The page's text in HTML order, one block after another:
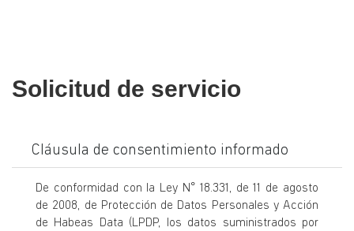
Solicitud de servicio
Cláusula de consentimiento informado
De conformidad con la Ley N° 18.331, de 11 de agosto
de 2008, de Protección de Datos Personales y Acción
de Habeas Data (LPDP, los datos suministrados por